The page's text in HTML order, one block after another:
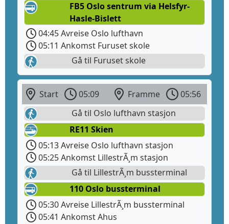
FB5 Oslo sentrum via Helsfyr-
Hasle-Bislett
04:45 Avreise Oslo lufthavn
05:11 Ankomst Furuset skole
Gå til Furuset skole
Start 05:09 Framme
05:56
Gå til Oslo lufthavn stasjon
RE11 Skien
05:13 Avreise Oslo lufthavn stasjon
05:25 Ankomst LillestrÃ¸m stasjon
Gå til LillestrÃ¸m bussterminal
110 Oslo bussterminal
05:30 Avreise LillestrÃ¸m bussterminal
05:41 Ankomst Ahus